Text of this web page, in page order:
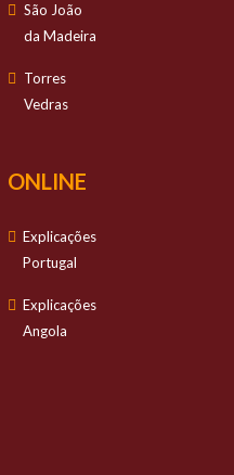
São João
da Madeira
Torres
Vedras
ONLINE
Explicações
Portugal
Explicações
Angola